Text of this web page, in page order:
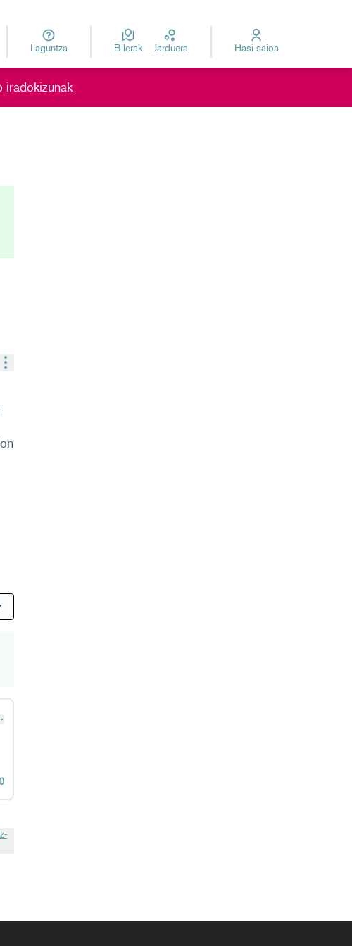
Elegir el idioma
Laguntza Bilerak Jarduera Hasi saioa
iradokizunak
Baliabideen kontrolak